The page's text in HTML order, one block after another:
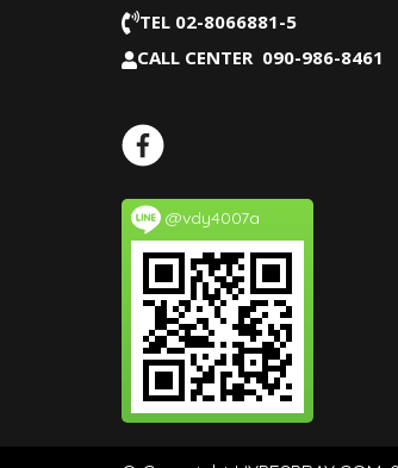
TEL 02-8066881-5
CALL CENTER 090-986-8461
@vdy4007a